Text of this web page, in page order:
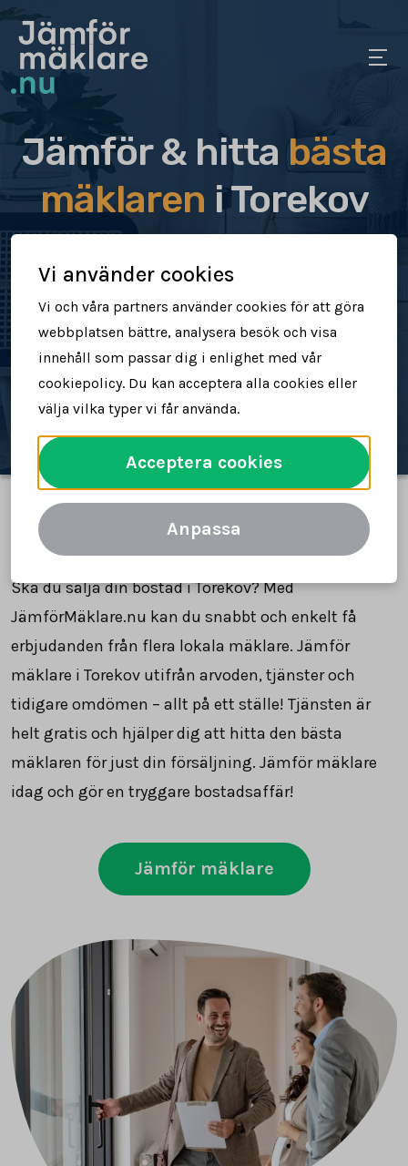
Jämför & hitta bästa
mäklaren i Torekov
Sälj din bostad snabbt & tryggt
Få högre försäljningspris
Jämför mäklare
Jämför mäklare i Torekov
Ska du sälja din bostad i Torekov? Med
JämförMäklare.nu kan du snabbt och enkelt få
erbjudanden från flera lokala mäklare. Jämför
mäklare i Torekov utifrån arvoden, tjänster och
tidigare omdömen – allt på ett ställe! Tjänsten är
helt gratis och hjälper dig att hitta den bästa
mäklaren för just din försäljning. Jämför mäklare
idag och gör en tryggare bostadsaffär!
Jämför mäklare
Vi använder cookies
Vi och våra partners använder cookies för att göra
webbplatsen bättre, analysera besök och visa
innehåll som passar dig i enlighet med vår
cookiepolicy. Du kan acceptera alla cookies eller
välja vilka typer vi får använda.
Acceptera cookies
Anpassa